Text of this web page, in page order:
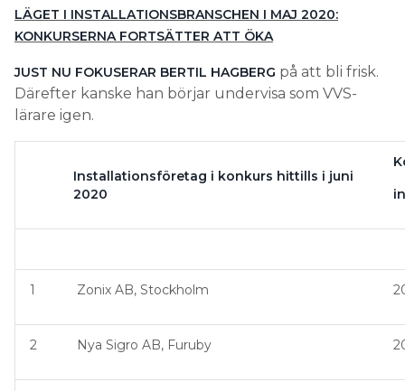
LÄGET I INSTALLATIONSBRANSCHEN I MAJ 2020:
KONKURSERNA FORTSÄTTER ATT ÖKA
JUST NU FOKUSERAR BERTIL HAGBERG på att bli frisk.
Därefter kanske han börjar undervisa som VVS-
lärare igen.
Installationsföretag i konkurs hittills i juni
2020
1 Zonix AB, Stockholm
2 Nya Sigro AB, Furuby